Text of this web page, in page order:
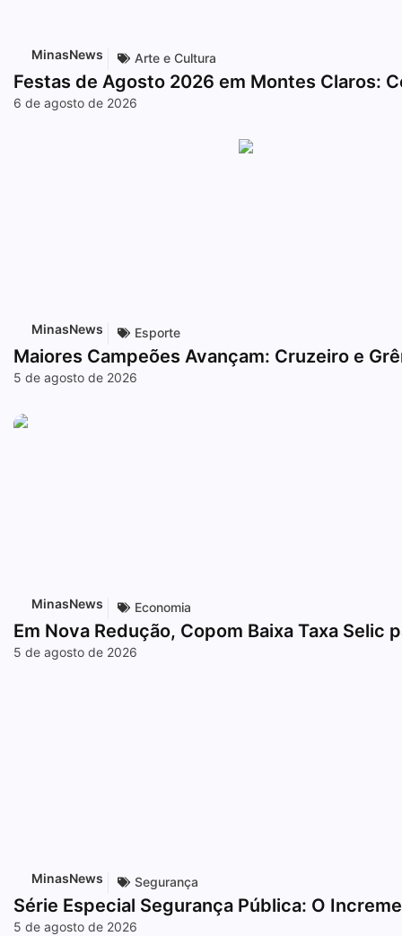
MinasNews Arte e Cultura
Festas de Agosto 2026 em Montes Claros:
6 de agosto de 2026
MinasNews Esporte
Maiores Campeões Avançam: Cruzeiro e
5 de agosto de 2026
MinasNews Economia
Em Nova Redução, Copom Baixa Taxa Selic
5 de agosto de 2026
MinasNews Segurança
Série Especial Segurança Pública: O
5 de agosto de 2026